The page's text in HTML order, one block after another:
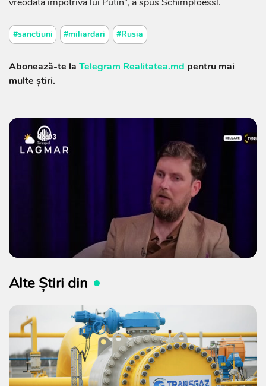
#sanctiuni #miliardari #Rusia
Abonează-te la Telegram Realitatea.md pentru mai
multe știri.
Alte Știri din